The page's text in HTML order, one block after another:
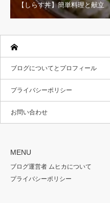
【しらす丼】簡単料理と献立
ブログについてとプロフィール
プライバシーポリシー
お問い合わせ
MENU
ブログ運営者 ムヒカについて
プライバシーポリシー